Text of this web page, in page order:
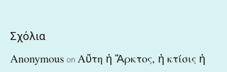
Σχόλια
Anonymous on Αὕτη ἡ Ἄρκτος, ἡ κτίσις ἡ